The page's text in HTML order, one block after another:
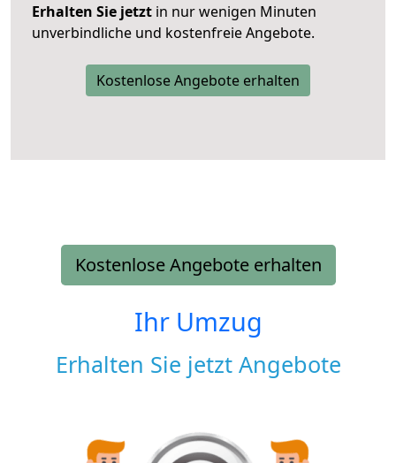
Erhalten Sie jetzt in nur wenigen Minuten
unverbindliche und kostenfreie Angebote.
Kostenlose Angebote erhalten
Kostenlose Angebote erhalten
Ihr Umzug
Erhalten Sie jetzt Angebote